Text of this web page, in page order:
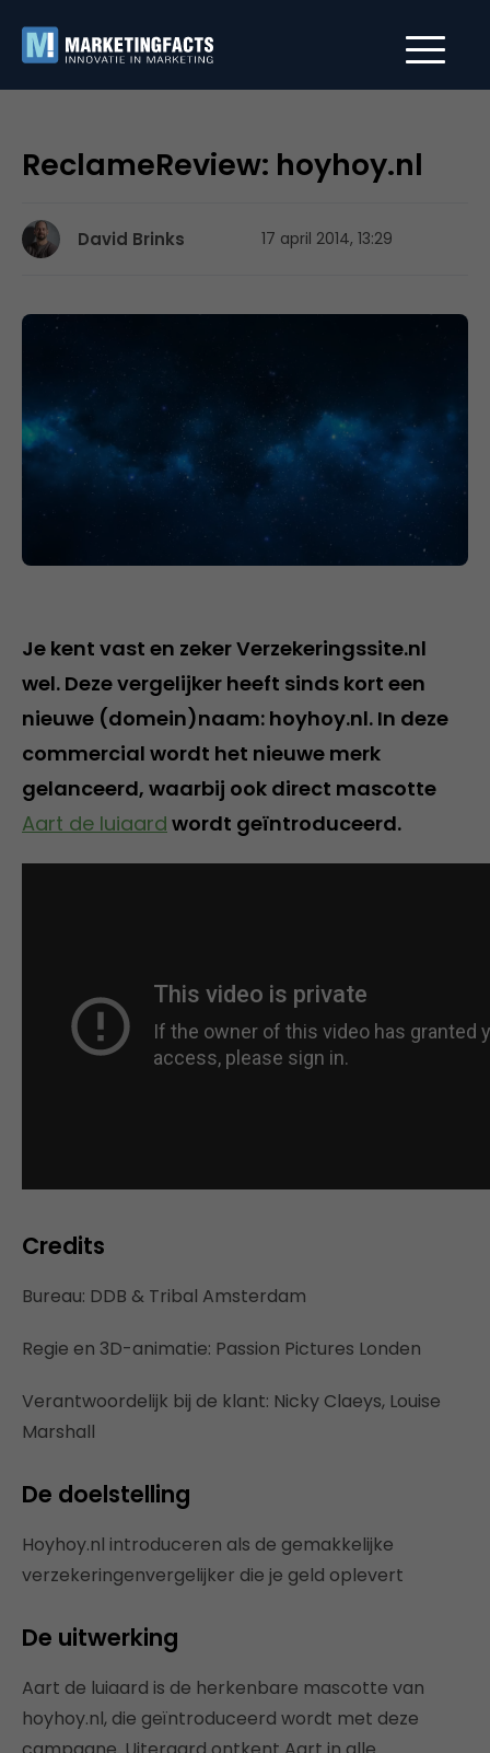
ReclameReview: hoyhoy.nl
David Brinks 17 april 2014, 13:29
Je kent vast en zeker Verzekeringssite.nl
wel. Deze vergelijker heeft sinds kort een
nieuwe (domein)naam: hoyhoy.nl. In deze
commercial wordt het nieuwe merk
gelanceerd, waarbij ook direct mascotte
Aart de luiaard wordt geïntroduceerd.
Credits
Bureau: DDB & Tribal Amsterdam
Regie en 3D-animatie: Passion Pictures Londen
Verantwoordelijk bij de klant: Nicky Claeys, Louise
Marshall
De doelstelling
Hoyhoy.nl introduceren als de gemakkelijke
verzekeringenvergelijker die je geld oplevert
De uitwerking
Aart de luiaard is de herkenbare mascotte van
hoyhoy.nl, die geïntroduceerd wordt met deze